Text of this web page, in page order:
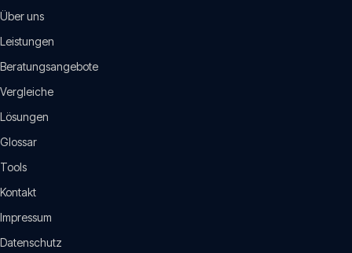
Über uns
Leistungen
Beratungsangebote
Vergleiche
Lösungen
Glossar
Tools
Kontakt
Impressum
Datenschutz